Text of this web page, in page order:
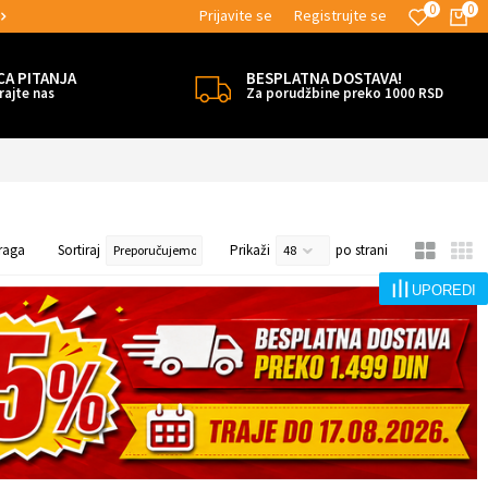
MOGUĆNOST BESPLATNE ISPORUKE! 0
0
Prijavite se Registrujte se
PITANJA
nas
BESPLATNA DOSTAVA!
Za porudžbine preko 1000 RSD
UPOREDI
Sortiraj Prikaži po strani